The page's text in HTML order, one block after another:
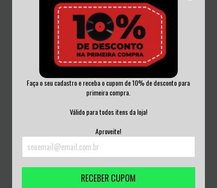
Faça o seu cadastro e receba o cupom de 10% de desconto para
primeira compra.
Válido para todos itens da loja!
Aproveite!
RECEBER CUPOM
TEMPO DE SUA VI...
R$75,00